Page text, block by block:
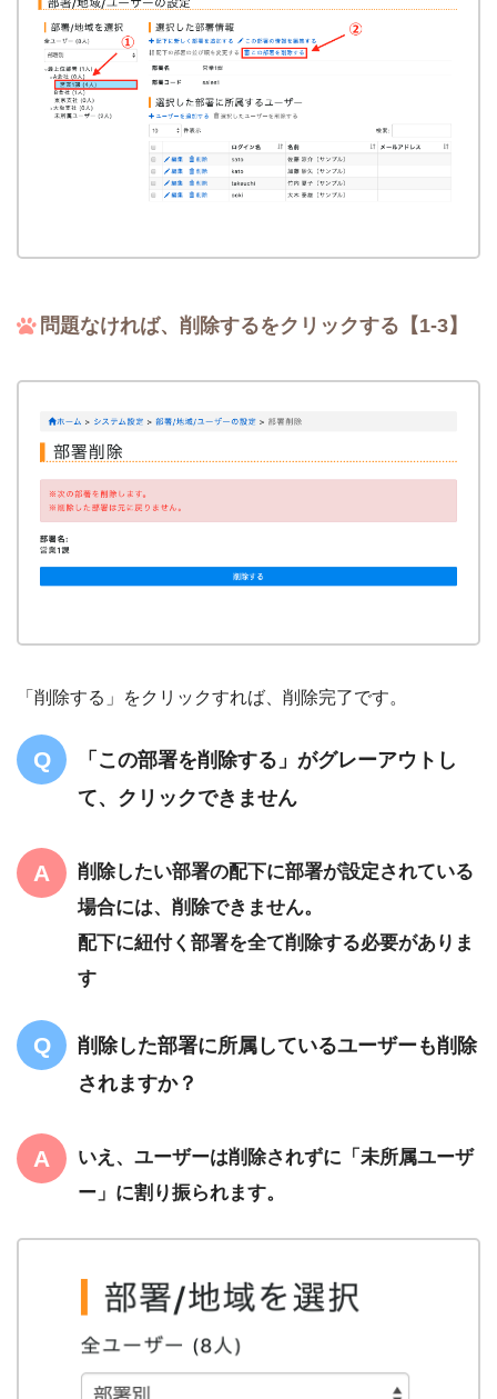
問題なければ、削除するをクリックする【1-3】
「削除する」をクリックすれば、削除完了です。
「この部署を削除する」がグレーアウトし
て、クリックできません
削除したい部署の配下に部署が設定されている
場合には、削除できません。
配下に紐付く部署を全て削除する必要がありま
す
削除した部署に所属しているユーザーも削除
されますか？
いえ、ユーザーは削除されずに「未所属ユーザ
ー」に割り振られます。